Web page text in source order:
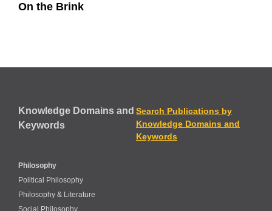
On the Brink
Knowledge Domains and
Keywords
Search Publications by
Knowledge Domains and
Keywords
Philosophy
Political Philosophy
Philosophy & Literature
Social Philosophy